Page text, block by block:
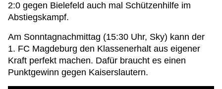
2:0 gegen Bielefeld auch mal Schützenhilfe im
Abstiegskampf.
Am Sonntagnachmittag (15:30 Uhr, Sky) kann der
1. FC Magdeburg den Klassenerhalt aus eigener
Kraft perfekt machen. Dafür braucht es einen
Punktgewinn gegen Kaiserslautern.